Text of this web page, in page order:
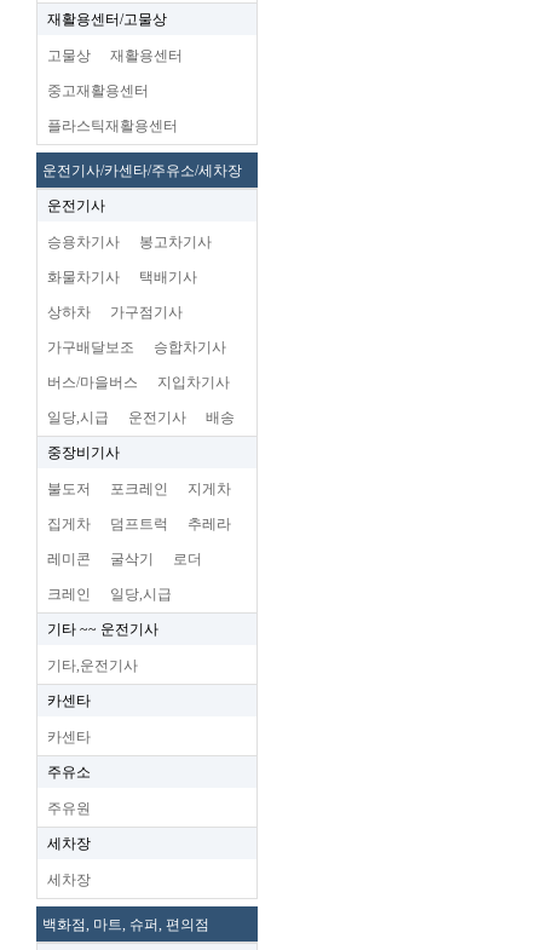
재활용센터/고물상
고물상 재활용센터
중고재활용센터
플라스틱재활용센터
운전기사/카센타/주유소/세차장
운전기사
승용차기사 봉고차기사
화물차기사 택배기사
상하차 가구점기사
가구배달보조 승합차기사
버스/마을버스 지입차기사
일당,시급 운전기사 배송
중장비기사
불도저 포크레인 지게차
집게차 덤프트럭 추레라
레미콘 굴삭기 로더
크레인 일당,시급
기타 ~~ 운전기사
기타,운전기사
카센타
카센타
주유소
주유원
세차장
세차장
백화점, 마트, 슈퍼, 편의점